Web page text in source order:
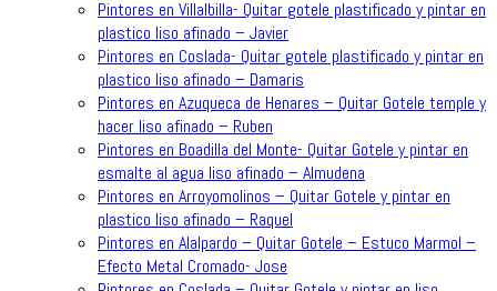
Pintores en Villalbilla- Quitar gotele plastificado y pintar en
plastico liso afinado – Javier
Pintores en Coslada- Quitar gotele plastificado y pintar en
plastico liso afinado – Damaris
Pintores en Azuqueca de Henares – Quitar Gotele temple y
hacer liso afinado – Ruben
Pintores en Boadilla del Monte- Quitar Gotele y pintar en
esmalte al agua liso afinado – Almudena
Pintores en Arroyomolinos – Quitar Gotele y pintar en
plastico liso afinado – Raquel
Pintores en Alalpardo – Quitar Gotele – Estuco Marmol –
Efecto Metal Cromado- Jose